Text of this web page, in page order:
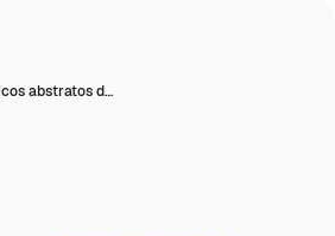
abstratos d…